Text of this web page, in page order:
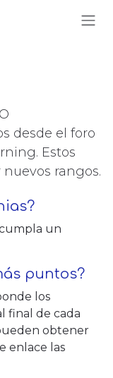
desde el foro
Estos
rangos.
un
puntos?
los
final de cada
obtener
enlace las